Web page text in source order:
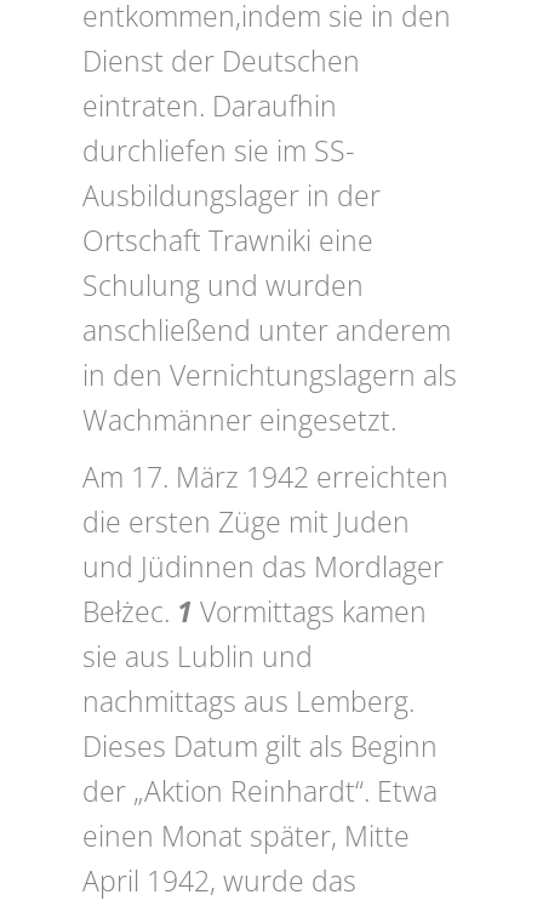
entkommen,indem sie in den
Dienst der Deutschen
eintraten. Daraufhin
durchliefen sie im SS-
Ausbildungslager in der
Ortschaft Trawniki eine
Schulung und wurden
anschließend unter anderem
in den Vernichtungslagern als
Wachmänner eingesetzt.
Am 17. März 1942 erreichten
die ersten Züge mit Juden
und Jüdinnen das Mordlager
Bełżec. 1 Vormittags kamen
sie aus Lublin und
nachmittags aus Lemberg.
Dieses Datum gilt als Beginn
der „Aktion Reinhardt“. Etwa
einen Monat später, Mitte
April 1942, wurde das